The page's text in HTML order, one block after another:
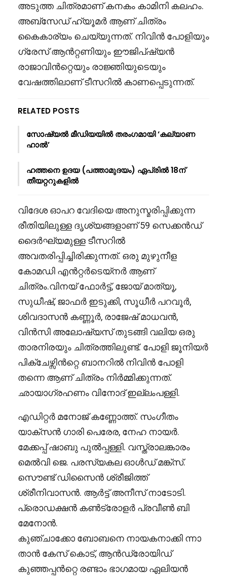
അടുത്ത ചിത്രമാണ് കനകം കാമിനി കലഹം.
അബ്സേഡ് ഹ്യൂമർ ആണ് ചിത്രം
കൈകാര്യം ചെയ്യുന്നത്. നിവിൻ പോളിയും
ഗ്രേസ് ആൻറ്റണിയും ഈജിപ്ഷ്യൻ
രാജാവിൻറ്റെയും രാജ്ഞിയുടെയും
വേഷത്തിലാണ് ടീസറിൽ കാണപ്പെടുന്നത്.
RELATED POSTS
സോഷ്യൽ മീഡിയയിൽ തരംഗമായി ‘കല്യാണ
ഹാൽ’
ഹത്തനെ ഉദയ (പത്താമുദയം) ഏപ്രിൽ 18ന്
തീയറ്ററുകളിൽ
വിദേശ ഓപറ വേദിയെ അനുസ്മരിപ്പിക്കുന്ന
രീതിയിലുള്ള ദൃശ്യങ്ങളാണ് 59 സെക്കൻഡ്
ദൈർഘ്യമുള്ള ടീസറിൽ
അവതരിപ്പിച്ചിരിക്കുന്നത്. ഒരു മുഴുനീള
കോമഡി എൻറ്റർടെയ്നർ ആണ്
ചിത്രം.വിനയ് ഫോർട്ട്, ജോയ് മാത്യൂ,
സുധീഷ്, ജാഫർ ഇടുക്കി, സൂധീർ പറവൂർ,
ശിവദാസൻ കണ്ണൂർ, രാജേഷ് മാധവൻ,
വിൻസി അലോഷ്യസ് തുടങ്ങി വലിയ ഒരു
താരനിരയും ചിത്രത്തിലുണ്ട്. പോളി ജൂനിയർ
പിക്ചേഴ്സിൻറ്റെ ബാനറിൽ നിവിൻ പോളി
തന്നെ ആണ് ചിത്രം നിർമ്മിക്കുന്നത്.
ഛായാഗ്രഹണം വിനോദ് ഇല്ലംപള്ളി.
എഡിറ്റർ മനോജ് കണ്ണോത്ത്. സംഗീതം
യാക്സൻ ഗാരി പെരേര, നേഹ നായർ.
മേക്കപ്പ് ഷാബു പുൽപ്പള്ളി. വസ്ത്രാലങ്കാരം
മെൽവി ജെ. പരസ്യകല ഓൾഡ് മങ്ക്സ്.
സൌണ്ട് ഡിസൈൻ ശ്രീജിത്ത്
ശ്രീനിവാസൻ. ആർട്ട് അനീസ് നാടോടി.
പ്രൊഡക്ഷൻ കൺട്രോളർ പ്രവീൺ ബി
മേനോൻ.
കുഞ്ചാക്കോ ബോബനെ നായകനാക്കി ന്നാ
താൻ കേസ് കൊട്, ആൻഡ്രോയിഡ്
കുഞ്ഞപ്പൻറ്റെ രണ്ടാം ഭാഗമായ ഏലിയൻ